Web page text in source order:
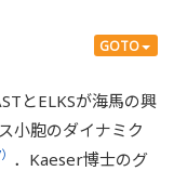
GOTO
とELKSが海馬の興
小胞のダイナミク
．Kaeser博士のグ